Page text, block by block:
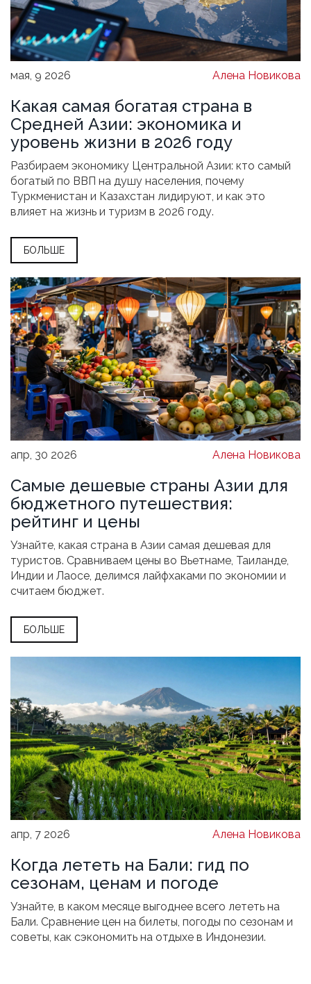
мая, 9 2026 Алена Новикова
Какая самая богатая страна в
Средней Азии: экономика и
уровень жизни в 2026 году
Разбираем экономику Центральной Азии: кто самый
богатый по ВВП на душу населения, почему
Туркменистан и Казахстан лидируют, и как это
влияет на жизнь и туризм в 2026 году.
БОЛЬШЕ
апр, 30 2026 Алена Новикова
Самые дешевые страны Азии для
бюджетного путешествия:
рейтинг и цены
Узнайте, какая страна в Азии самая дешевая для
туристов. Сравниваем цены во Вьетнаме, Таиланде,
Индии и Лаосе, делимся лайфхаками по экономии и
считаем бюджет.
БОЛЬШЕ
апр, 7 2026 Алена Новикова
Когда лететь на Бали: гид по
сезонам, ценам и погоде
Узнайте, в каком месяце выгоднее всего лететь на
Бали. Сравнение цен на билеты, погоды по сезонам и
советы, как сэкономить на отдыхе в Индонезии.